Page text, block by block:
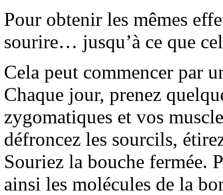
Pour obtenir les mêmes
sourire… jusqu’à ce que
Cela peut commencer par
Chaque jour, prenez
zygomatiques et vos
défroncez les sourcils,
Souriez la bouche fermée.
ainsi les molécules de la